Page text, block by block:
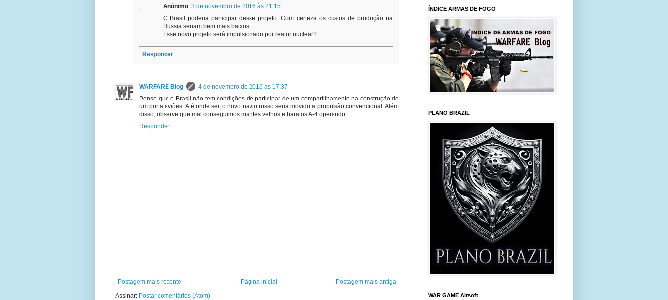
Anônimo 3 de novembro de 2016 às 21:15
O Brasil poderia participar desse projeto. Com certeza os custos de produção na
Russia seriam bem mais baixos.
Esse novo projeto será impulsionado por reator nuclear?
Responder
WARFARE Blog
4 de novembro de 2016 às 17:37
Penso que o Brasil não tem condições de participar de um compartilhamento na construção de
um porta aviões. Até onde sei, o novo navio russo seria movido a propulsão convencional. Além
disso, observe que mal conseguimos mantes velhos e baratos A-4 operando.
Responder
Postagem mais recente Postagem mais antiga
Página inicial
Assinar: Postar comentários (Atom)
ÍNDICE ARMAS DE FOGO
PLANO BRAZIL
WAR GAME Airsoft